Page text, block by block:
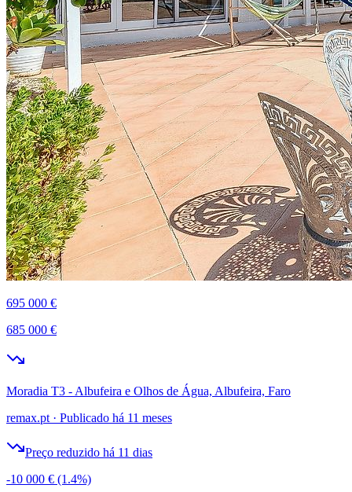
695 000 €
685 000 €
Moradia T3 - Albufeira e Olhos de Água, Albufeira, Faro
remax.pt · Publicado há 11 meses
Preço reduzido há 11 dias
-10 000 € (1.4%)